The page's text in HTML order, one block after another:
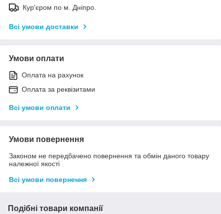
Кур'єром по м. Дніпро.
Всі умови доставки
Умови оплати
Оплата на рахунок
Оплата за реквізитами
Всі умови оплати
Умови повернення
Законом не передбачено повернення та обмін даного товару
належної якості
Всі умови повернення
Подібні товари компанії